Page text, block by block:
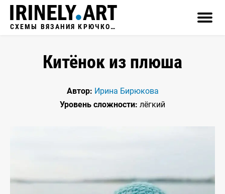
СХЕМЫ ВЯЗАНИЯ КРЮЧКОМ
Китёнок из плюша
Автор: Ирина Бирюкова
Уровень сложности: лёгкий